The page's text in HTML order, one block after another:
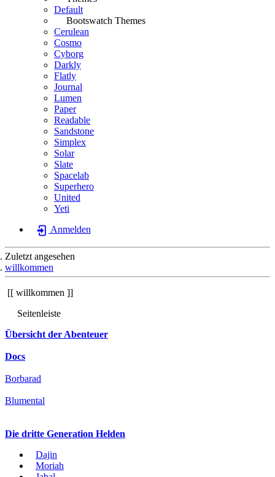
Default
Bootswatch Themes
Cerulean
Cosmo
Cyborg
Darkly
Flatly
Journal
Lumen
Paper
Readable
Sandstone
Simplex
Solar
Slate
Spacelab
Superhero
United
Yeti
Anmelden
Zuletzt angesehen
willkommen
willkommen
Seitenleiste
Übersicht der Abenteuer
Docs
Borbarad
Blumental
Die dritte Generation Helden
Dajin
Moriah